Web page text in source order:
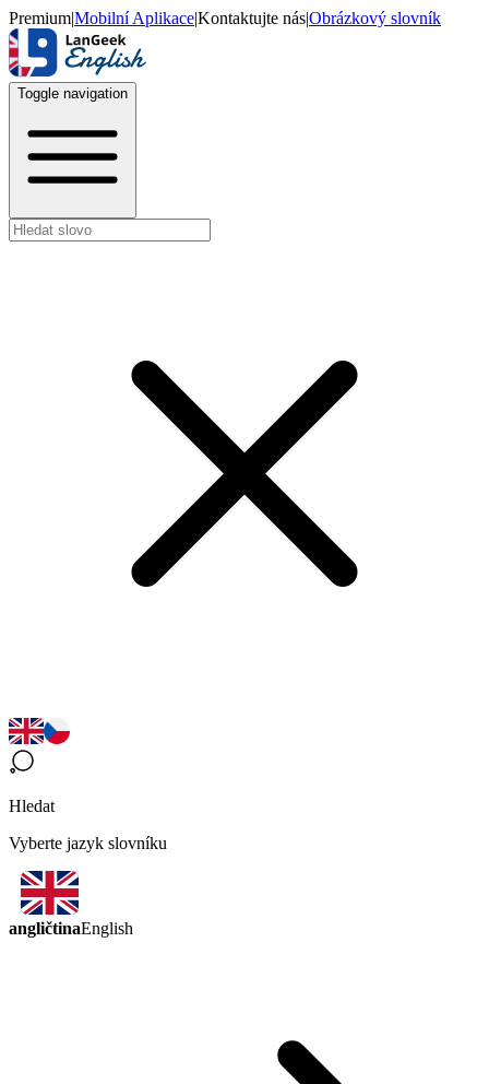
Premium|Mobilní Aplikace|Kontaktujte nás|Obrázkový slovník
Toggle navigation
Hledat
Vyberte jazyk slovníku
angličtinaEnglish